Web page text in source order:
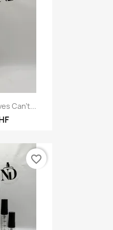
Can't...
favorite_border